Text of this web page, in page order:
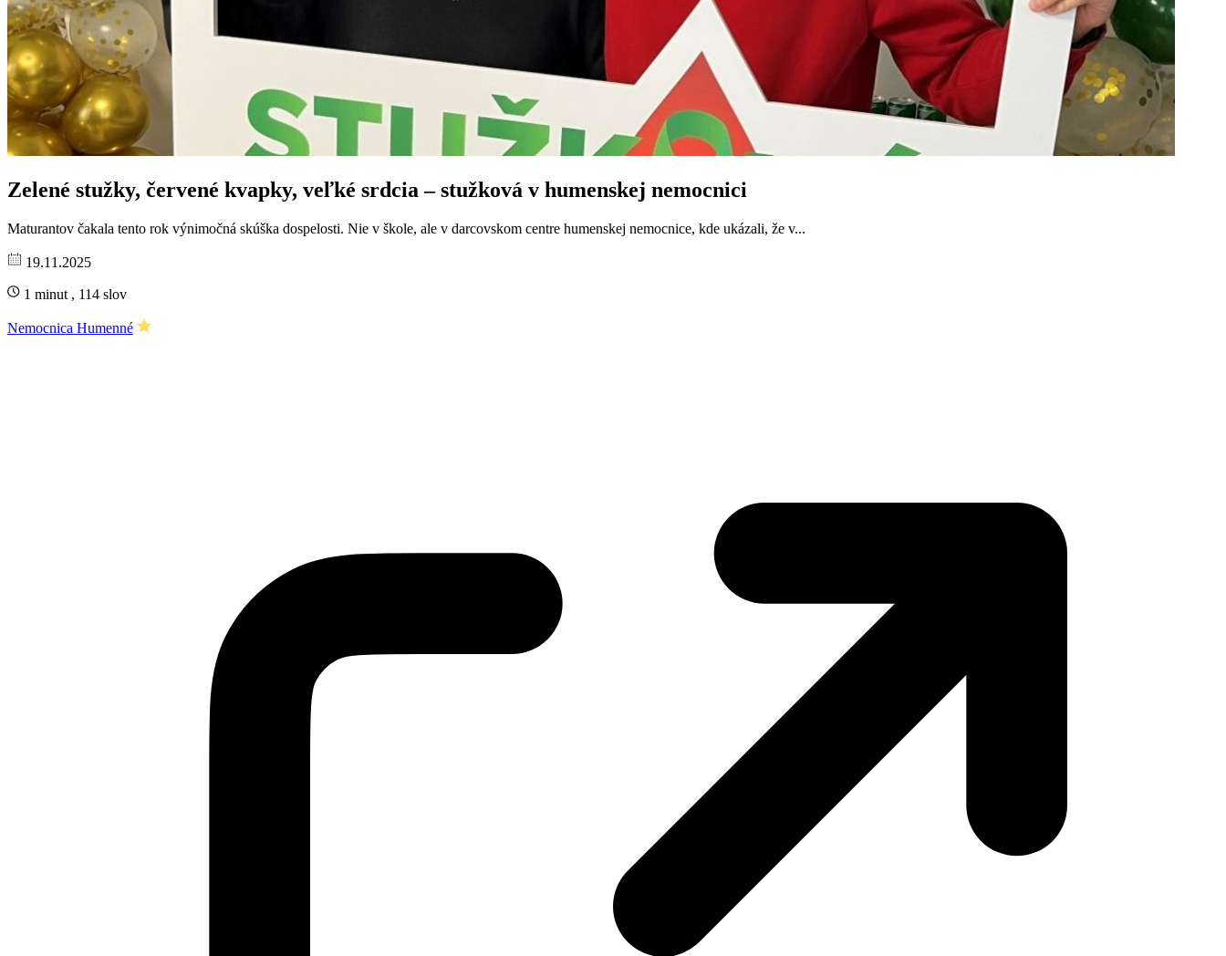
Zelené stužky, červené kvapky, veľké srdcia – stužková v humenskej nemocnici
Maturantov čakala tento rok výnimočná skúška dospelosti. Nie v škole, ale v darcovskom centre humenskej nemocnice, kde ukázali, že v...
19.11.2025
1 minut , 114 slov
Nemocnica Humenné